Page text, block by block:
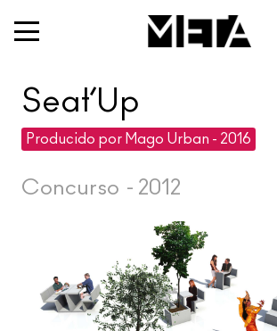
Seat’Up
Producido por Mago Urban - 2016
Concurso - 2012